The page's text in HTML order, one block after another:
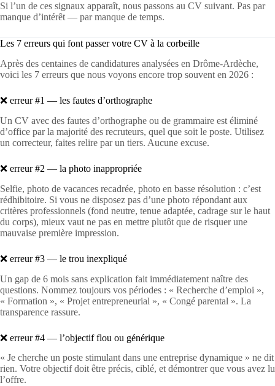
Si l’un de ces signaux apparaît, nous passons au CV suivant. Pas par
manque d’intérêt — par manque de temps.
Les 7 erreurs qui font passer votre CV à la corbeille
Après des centaines de candidatures analysées en Drôme-Ardèche,
voici les 7 erreurs que nous voyons encore trop souvent en 2026 :
❌ erreur #1 — les fautes d’orthographe
Un CV avec des fautes d’orthographe ou de grammaire est éliminé
d’office par la majorité des recruteurs, quel que soit le poste. Utilisez
un correcteur, faites relire par un tiers. Aucune excuse.
❌ erreur #2 — la photo inappropriée
Selfie, photo de vacances recadrée, photo en basse résolution : c’est
rédhibitoire. Si vous ne disposez pas d’une photo répondant aux
critères professionnels (fond neutre, tenue adaptée, cadrage sur le haut
du corps), mieux vaut ne pas en mettre plutôt que de risquer une
mauvaise première impression.
❌ erreur #3 — le trou inexpliqué
Un gap de 6 mois sans explication fait immédiatement naître des
questions. Nommez toujours vos périodes : « Recherche d’emploi »,
« Formation », « Projet entrepreneurial », « Congé parental ». La
transparence rassure.
❌ erreur #4 — l’objectif flou ou générique
« Je cherche un poste stimulant dans une entreprise dynamique » ne dit
rien. Votre objectif doit être précis, ciblé, et démontrer que vous avez lu
l’offre.